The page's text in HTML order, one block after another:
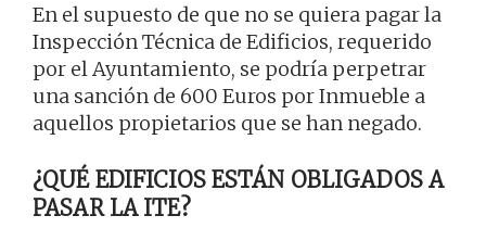
En el supuesto de que no se quiera pagar la
Inspección Técnica de Edificios, requerido
por el Ayuntamiento, se podría perpetrar
una sanción de 600 Euros por Inmueble a
aquellos propietarios que se han negado.
¿QUÉ EDIFICIOS ESTÁN OBLIGADOS A
PASAR LA ITE?